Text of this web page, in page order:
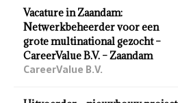
Vacature in Zaandam:
Netwerkbeheerder voor een
grote multinational gezocht –
CareerValue B.V. – Zaandam
CareerValue B.V.